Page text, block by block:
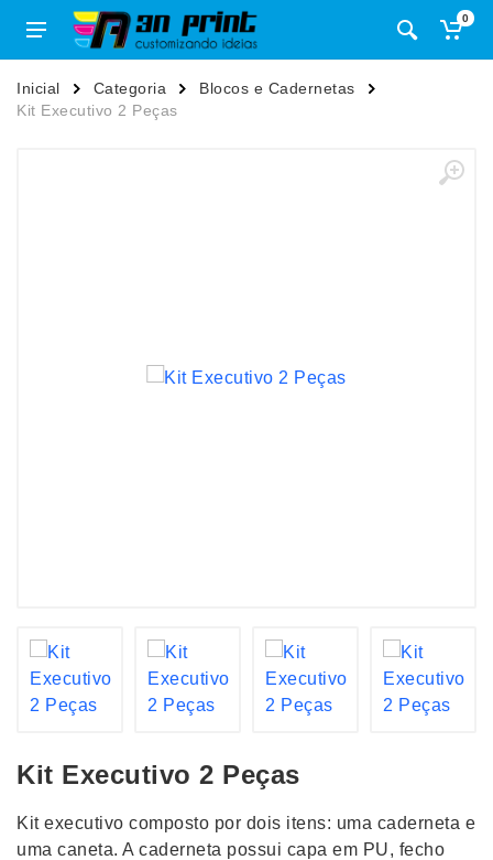
0
Inicial Categoria
Blocos e Cadernetas
Kit Executivo 2 Peças
Kit Executivo 2 Peças
Kit executivo composto por dois itens: uma caderneta e
uma caneta. A caderneta possui capa em PU, fecho